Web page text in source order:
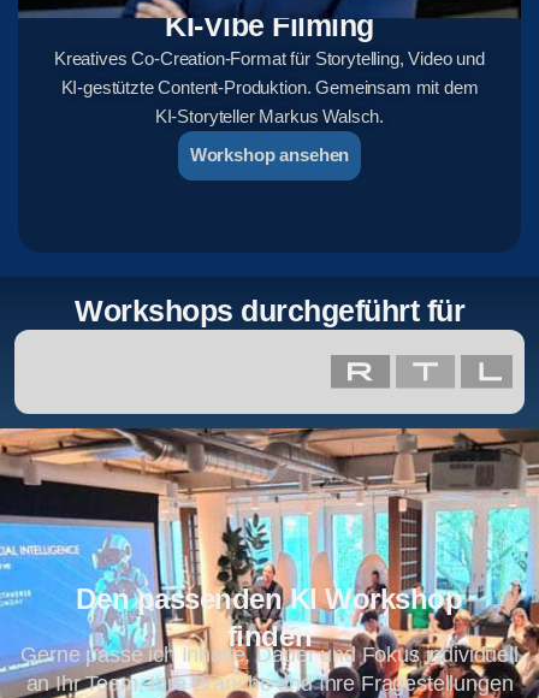
KI-Vibe Filming
Kreatives Co-Creation-Format für Storytelling, Video und
KI-gestützte Content-Produktion. Gemeinsam mit dem
KI-Storyteller Markus Walsch.
Workshop ansehen
Workshops durchgeführt für
Den passenden KI Workshop
finden
Gerne passe ich Inhalte, Dauer und Fokus individuell
an Ihr Team, Ihre Branche und Ihre Fragestellungen